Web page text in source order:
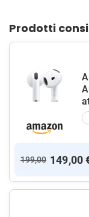
Prodotti
199,00 149,00